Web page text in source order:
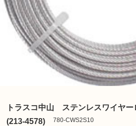
トラスコ中山 ステンレスワイヤ
(213-4578)
780-CWS2S10